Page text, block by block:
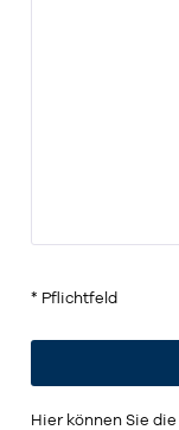
* Pflichtfeld
Hier können Sie die